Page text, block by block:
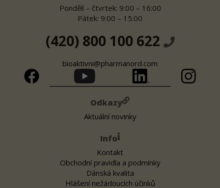
Pondělí – čtvrtek: 9:00 – 16:00
Pátek: 9:00 – 15:00
(420) 800 100 622
bioaktivni@pharmanord.com
Odkazy
Aktuální novinky
Info
Kontakt
Obchodní pravidla a podmínky
Dánská kvalita
Hlášení nežádoucích účinků